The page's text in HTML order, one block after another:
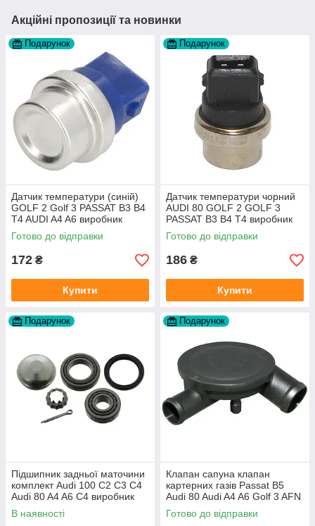
Акційні пропозиції та новинки
Подарунок
Датчик температури (синій)
GOLF 2 Golf 3 PASSAT B3 B4
T4 AUDI A4 A6 виробник
Topran Німеччина
Готово до відправки
172 ₴
Купити
Подарунок
Датчик температури чорний
AUDI 80 GOLF 2 GOLF 3
PASSAT B3 B4 T4 виробник
TOPRAN Німеччина
Готово до відправки
186 ₴
Купити
Подарунок
Підшипник задньої маточини
комплект Audi 100 C2 C3 C4
Audi 80 A4 A6 C4 виробник
FAG
В наявності
Подарунок
Клапан сапуна клапан
картерних газів Passat B5
Audi 80 Audi A4 A6 Golf 3 AFN
1Y AAZ 1Z AFF AEY AAZ AHB
AHU
Готово до відправки